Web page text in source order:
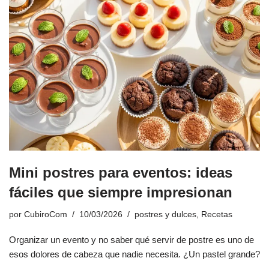
Mini postres para eventos: ideas
fáciles que siempre impresionan
por CubiroCom 10/03/2026 postres y dulces Recetas
Organizar un evento y no saber qué servir de postre es uno de
esos dolores de cabeza que nadie necesita. ¿Un pastel grande?